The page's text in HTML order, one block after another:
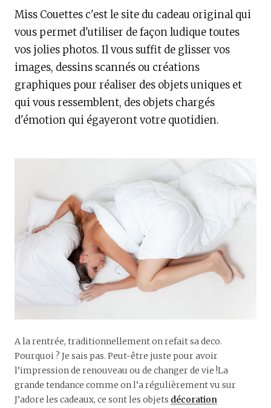
Miss Couettes c'est le site du cadeau original qui
vous permet d'utiliser de façon ludique toutes
vos jolies photos. Il vous suffit de glisser vos
images, dessins scannés ou créations
graphiques pour réaliser des objets uniques et
qui vous ressemblent, des objets chargés
d'émotion qui égayeront votre quotidien.
A la rentrée, traditionnellement on refait sa deco.
Pourquoi ? Je sais pas. Peut-être juste pour avoir
l’impression de renouveau ou de changer de vie !La
grande tendance comme on l’a régulièrement vu sur
J’adore les cadeaux, ce sont les objets décoration